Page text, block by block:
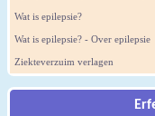
Wat is epilepsie?
Wat is epilepsie? - Over epilepsie
Ziekteverzuim verlagen